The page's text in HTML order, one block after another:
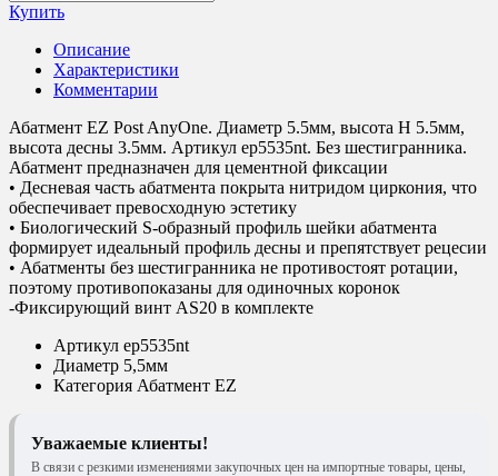
Купить
Описание
Характеристики
Комментарии
Абатмент EZ Post AnyOne. Диаметр 5.5мм, высота H 5.5мм,
высота десны 3.5мм. Артикул ep5535nt. Без шестигранника.
Абатмент предназначен для цементной фиксации
• Десневая часть абатмента покрыта нитридом циркония, что
обеспечивает превосходную эстетику
• Биологический S-образный профиль шейки абатмента
формирует идеальный профиль десны и препятствует рецесии
• Абатменты без шестигранника не противостоят ротации,
поэтому противопоказаны для одиночных коронок
-Фиксирующий винт AS20 в комплекте
Артикул ep5535nt
Диаметр 5,5мм
Категория Абатмент EZ
Уважаемые клиенты!
В связи с резкими изменениями закупочных цен на импортные товары, цены,